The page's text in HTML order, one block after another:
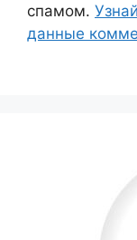
спамом.
данные